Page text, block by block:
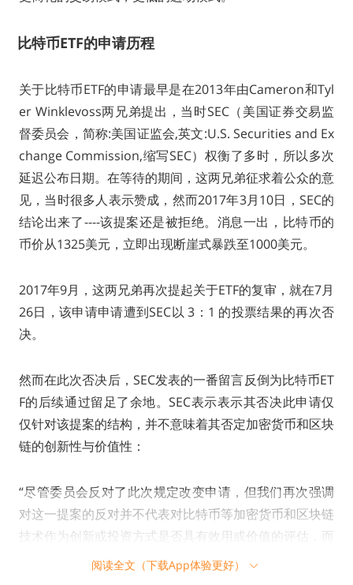
比特币ETF的申请历程
关于比特币ETF的申请最早是在2013年由Cameron和Tyl
er Winklevoss两兄弟提出，当时SEC（美国证券交易监
督委员会，简称:美国证监会,英文:U.S. Securities and Ex
change Commission,缩写SEC）权衡了多时，所以多次
延迟公布日期。在等待的期间，这两兄弟征求着公众的意
见，当时很多人表示赞成，然而2017年3月10日，SEC的
结论出来了----该提案还是被拒绝。消息一出，比特币的
币价从1325美元，立即出现断崖式暴跌至1000美元。
2017年9月，这两兄弟再次提起关于ETF的复审，就在7月
26日，该申请申请遭到SEC以 3：1 的投票结果的再次否
决。
然而在此次否决后，SEC发表的一番留言反倒为比特币ET
F的后续通过留足了余地。SEC表示表示其否决此申请仅
仅针对该提案的结构，并不意味着其否定加密货币和区块
链的创新性与价值性：
“尽管委员会反对了此次规定改变申请，但我们再次强调
对这一提案的反对并不代表对比特币等加密货币和区块链
技术作为创新或投资方式是否具有效用或价值的评估，而
委员会反对这一规定改变申请是因为，BZX交易所没有按
阅读全文（下载App体验更好）